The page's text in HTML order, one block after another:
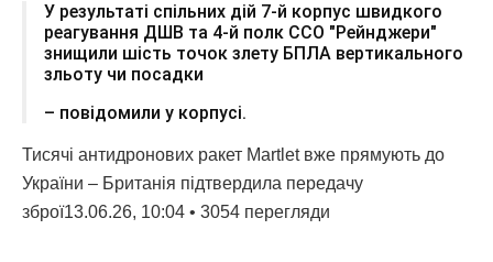
У результаті спільних дій 7-й корпус швидкого
реагування ДШВ та 4-й полк ССО "Рейнджери"
знищили шість точок злету БПЛА вертикального
зльоту чи посадки
– повідомили у корпусі.
Тисячі антидронових ракет Martlet вже прямують до
України – Британія підтвердила передачу
зброї13.06.26, 10:04 • 3054 перегляди